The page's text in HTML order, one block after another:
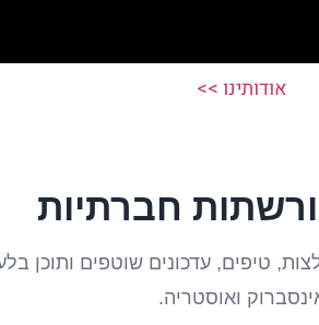
אודותינו >>
חברתיות
טיפים, עדכונים שוטפים ותוכן
ואוסטריה.